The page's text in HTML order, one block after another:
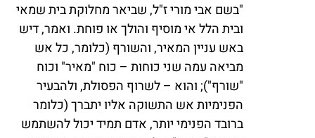
"בשם אבי מורי ז"ל, שביאר מחלוקת בית שמאי
ובית הלל אי מוסיף והולך או פוחת. ואמר, דיש
באש עניין המאיר, והשורף (כלומר, כל אש
מביאה עמה שני כוחות – כוח "מאיר" וכוח
"שורף"); והוא – לשרוף הפסולת, ולהבעיר
הפנימיות אש התשוקה אליו יתברך (כלומר
ברובד הפנימי יותר, אדם תמיד יכול להשתמש